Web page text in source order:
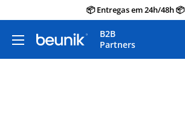
conteúdo
📦 Entregas em 24h/48h 📦
Beunik
B2B
Partners